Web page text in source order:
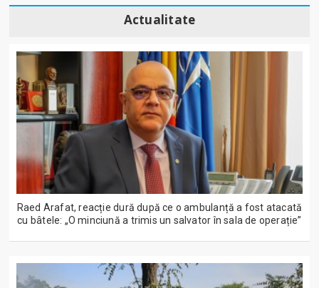
Actualitate
Raed Arafat, reacție dură după ce o ambulanță a fost atacată
cu bâtele: „O minciună a trimis un salvator în sala de operație”